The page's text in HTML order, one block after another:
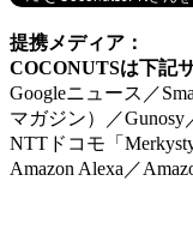
提携メディア：
COCONUTSは下記
Googleニュース／
マガジン）／Gunosy
NTTドコモ「
Amazon Alexa／